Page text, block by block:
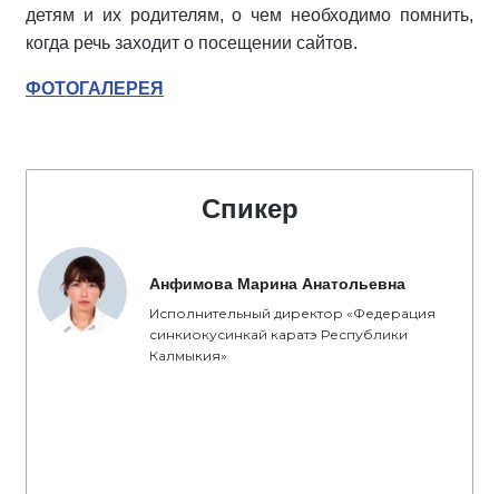
детям и их родителям, о чем необходимо помнить,
когда речь заходит о посещении сайтов.
ФОТОГАЛЕРЕЯ
Спикер
Анфимова Марина Анатольевна
Исполнительный директор «Федерация
синкиокусинкай каратэ Республики
Калмыкия»